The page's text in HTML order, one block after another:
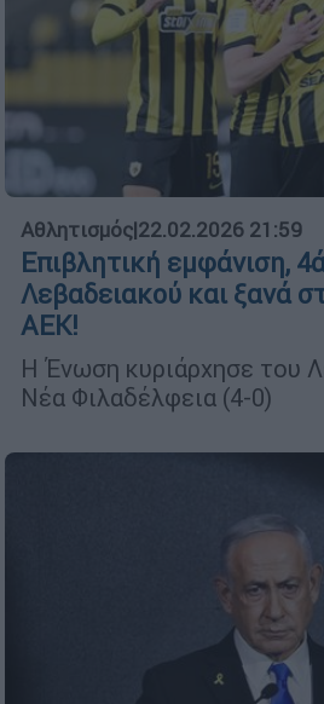
Αθλητισμός|22.02.2026 21:59
Επιβλητική εμφάνιση,
Λεβαδειακού και ξανά
ΑΕΚ!
Η Ένωση κυριάρχησε του
Νέα Φιλαδέλφεια (4-0)